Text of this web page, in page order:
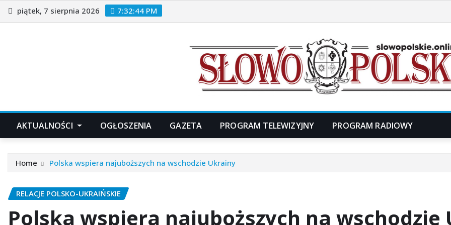
Skip
to
piątek, 7 sierpnia 2026 7:32:46 PM
AKTUALNOŚCI OGŁOSZENIA GAZETA PROGRAM TELEWIZYJNY PROGRAM RADIOWY
Home Polska wspiera najuboższych na wschodzie Ukrainy
RELACJE POLSKO-UKRAIŃSKIE
Polska wspiera najuboższych na wschodzie